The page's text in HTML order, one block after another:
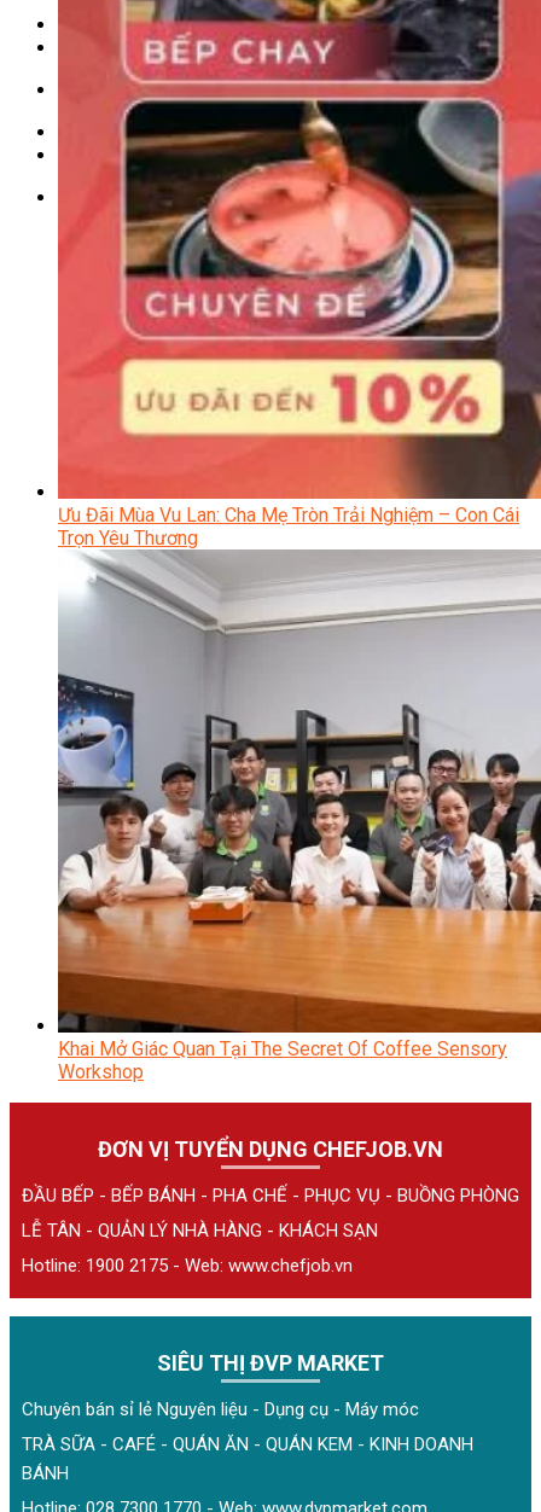
Chưa có sản phẩm trong giỏ hàng.
Chưa có sản phẩm trong giỏ hàng.
Ưu Đãi Mùa Vu Lan: Cha Mẹ Tròn Trải Nghiệm – Con Cái
Trọn Yêu Thương
Khai Mở Giác Quan Tại The Secret Of Coffee Sensory
Workshop
ĐƠN VỊ TUYỂN DỤNG CHEFJOB.VN
ĐẦU BẾP - BẾP BÁNH - PHA CHẾ - PHỤC VỤ - BUỒNG PHÒNG
LỄ TÂN - QUẢN LÝ NHÀ HÀNG - KHÁCH SẠN
Hotline: 1900 2175 - Web: www.chefjob.vn
SIÊU THỊ ĐVP MARKET
Chuyên bán sỉ lẻ Nguyên liệu - Dụng cụ - Máy móc
TRÀ SỮA - CAFÉ - QUÁN ĂN - QUÁN KEM - KINH DOANH
BÁNH